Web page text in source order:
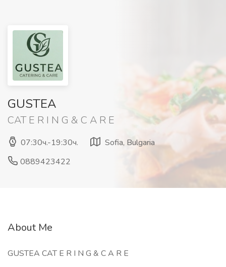
GUSTEA
CAT E R I N G & C A R E
07:30ч.-19:30ч.
Sofia, Bulgaria
0889423422
About Me
GUSTEA CAT E R I N G & C A R E